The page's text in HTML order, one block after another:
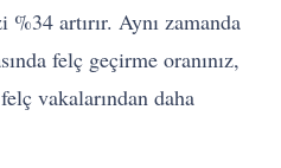
artırır. Aynı zamanda
felç geçirme oranınız,
vakalarından daha